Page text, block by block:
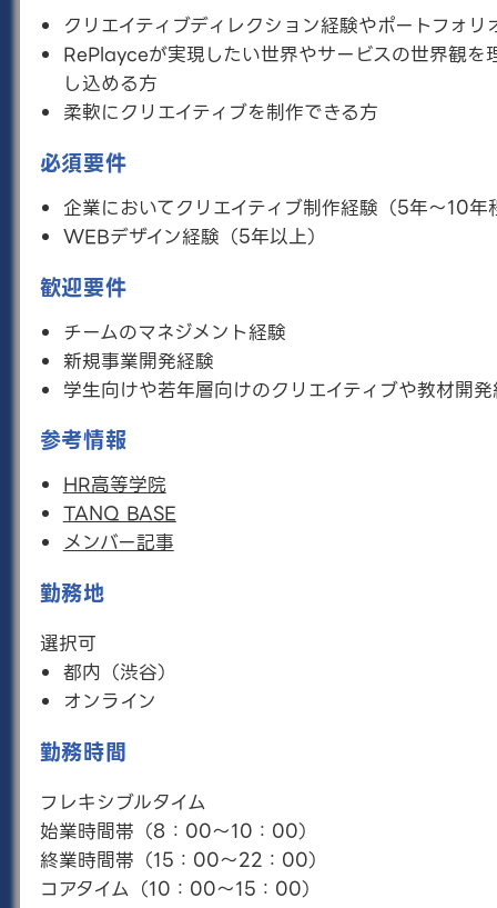
募集職種概要
事業活動を根幹を支える、バックオフィス業務のリ
ーダー候補を募集いたします。
こんな人向け
クを管理し、プロジェクトを成功に導いたことのあ
る方
詳しく見る
TANQ BASE総合・推薦型選抜コー
チ
正社員
業務委託
RePlayceの運営するキャリア教育事業「TANQ
BASE」の総合型選抜コースのコーチとして、以下の
業務に携わっていただきます。
こんな人向け
人の成長やキャリア意識の向上に強いやりがいを感
じる方
詳しく見る
TANQ BASE 社会人コーチ（副
業）
募集職種概要
RePlayceの運営するキャリア教育事業「TANQ
BASE」の社会人コーチとして、 月3回の授業+授業
時間外の学生との対話を行っていただきます。
クリエイティブディレクション経験やポートフォ
RePlayceが実現したい世界やサービスの世界観を
し込める方
柔軟にクリエイティブを制作できる方
必須要件
企業においてクリエイティブ制作経験（5年〜10年
WEBデザイン経験（5年以上）
歓迎要件
チームのマネジメント経験
新規事業開発経験
学生向けや若年層向けのクリエイティブや教材開
参考情報
HR高等学院
TANQ BASE
メンバー記事
勤務地
選択可
都内（渋谷）
オンライン
勤務時間
フレキシブルタイム
始業時間帯（8：00～10：00）
終業時間帯（15：00～22：00）
コアタイム（10：00～15：00）